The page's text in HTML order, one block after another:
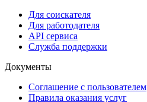
Для соискателя
Для работодателя
API сервиса
Служба поддержки
Документы
Соглашение с пользователем
Правила оказания услуг